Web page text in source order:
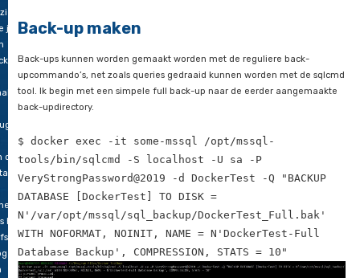
tools/bin/sqlcmd -S localhost -U sa -P
VeryStrongPassword@2019 -d DockerTest -Q
@num int; set @num =1; while @num <
insert into
); set @num = @num + 1 ; end ;"
Aanmaken backup directory op het storage volume, zodat
beschikbaar blijven, in het geval dat de container stopt.
docker exec -it some-mssql /bin/mkdir -p